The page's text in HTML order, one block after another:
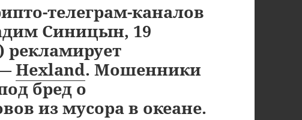
телеграм-каналов
Синицын, 19
рекламирует
—Hexland. Мошенники
бред о
из мусора в океане.